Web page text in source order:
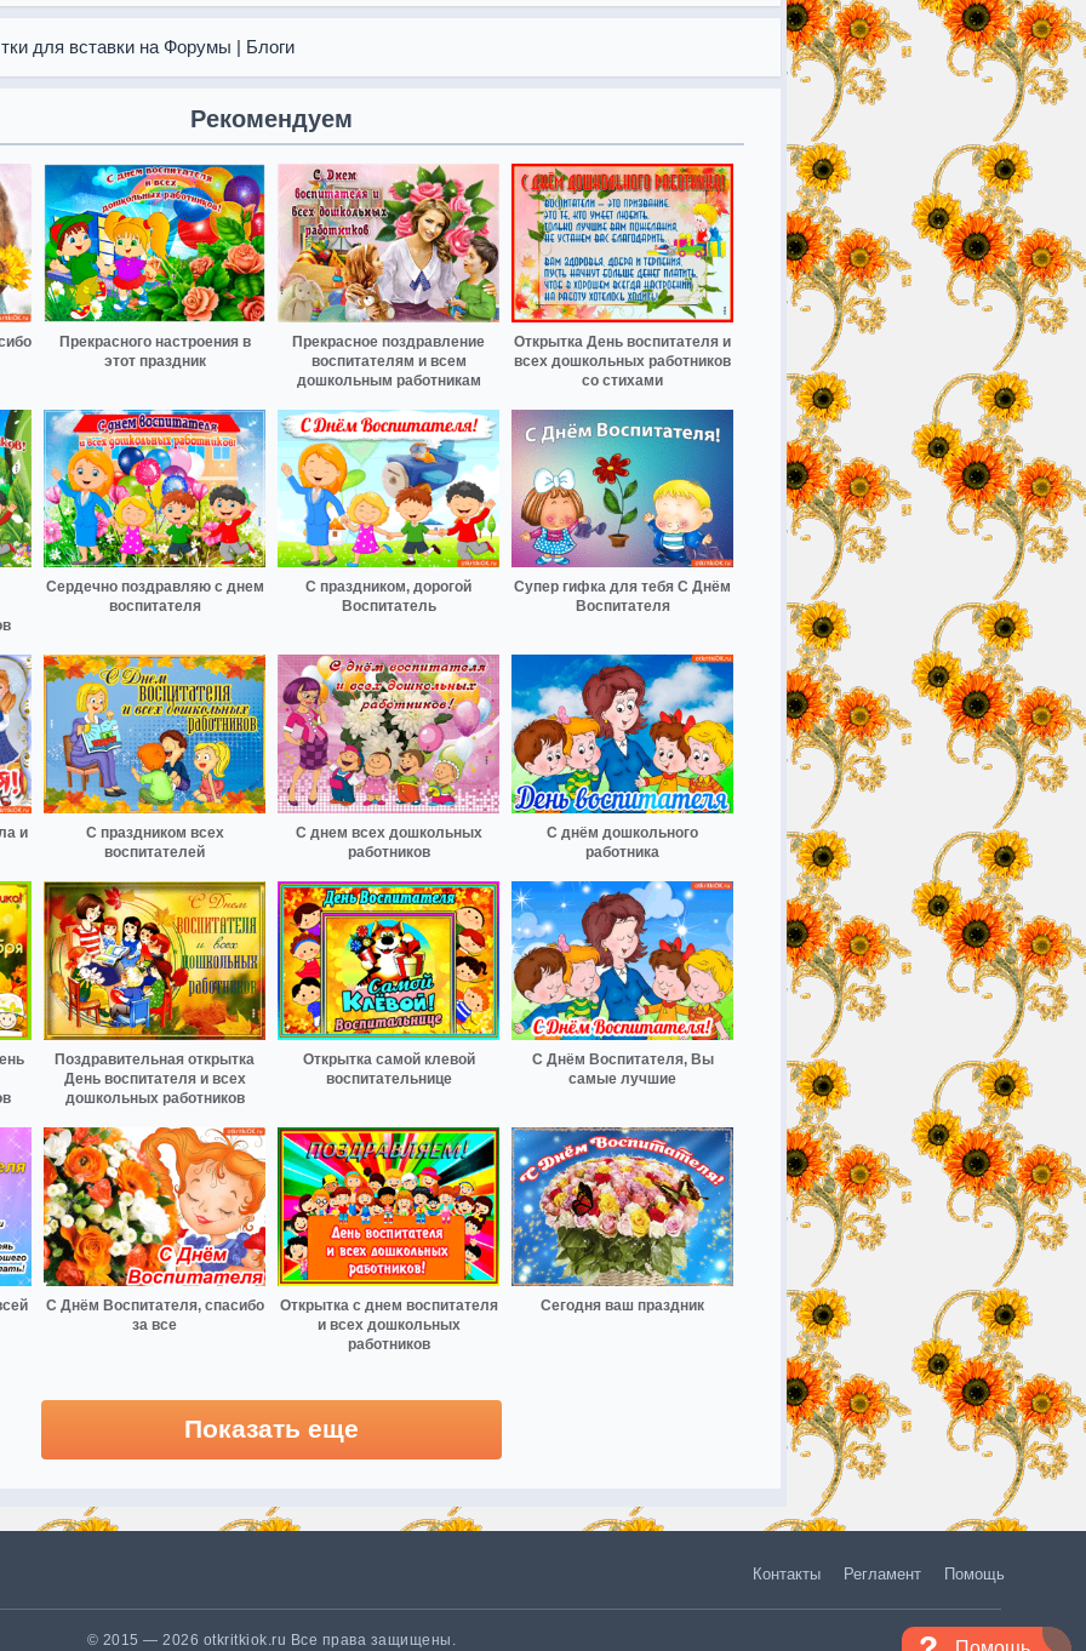
для вставки на Форумы | Блоги
Рекомендуем
Прекрасного настроения в
этот праздник
Прекрасное поздравление
воспитателям и всем
дошкольным работникам
Открытка День воспитателя и
всех дошкольных работников
со стихами
Сердечно поздравляю с днем
воспитателя
С праздником, дорогой
Воспитатель
Супер гифка для тебя С Днём
Воспитателя
и
С праздником всех
воспитателей
С днем всех дошкольных
работников
С днём дошкольного
работника
Поздравительная открытка
День воспитателя и всех
дошкольных работников
Открытка самой клевой
воспитательнице
С Днём Воспитателя, Вы
самые лучшие
С Днём Воспитателя, спасибо
за все
Открытка с днем воспитателя
и всех дошкольных
работников
Сегодня ваш праздник
Показать еще
Контакты Регламент Помощь
© 2015 — 2026 otkritkiok.ru Все права защищены.